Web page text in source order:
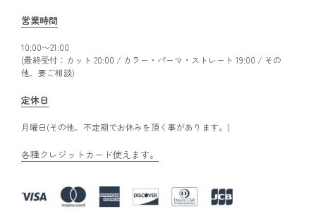
営業時間
10:00〜21:00
(最終受付：カット 20:00 / カラー・パーマ・ストレート 19:00 / その
他、要ご相談)
定休日
月曜日(その他、不定期でお休みを頂く事があります。)
各種クレジットカード使えます。